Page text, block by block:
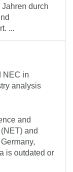
durch
...
NEC in
analysis
and
and
is outdated or